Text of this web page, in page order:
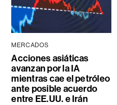
MERCADOS
Acciones asiáticas
avanzan por la IA
mientras cae el petróleo
ante posible acuerdo
entre EE.UU. e Irán